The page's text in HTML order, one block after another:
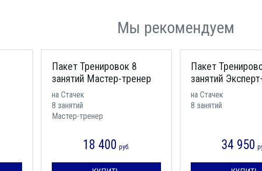
Мы рекомендуем
Пакет Тренировок 8
занятий Мастер-тренер
на Стачек
8 занятий
Мастер-тренер
18 400 руб.
Пакет
занятий
на Стачек
8 занятий
34 950